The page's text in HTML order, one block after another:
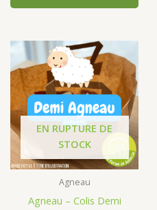
EN RUPTURE DE
STOCK
Agneau
Agneau – Colis Demi